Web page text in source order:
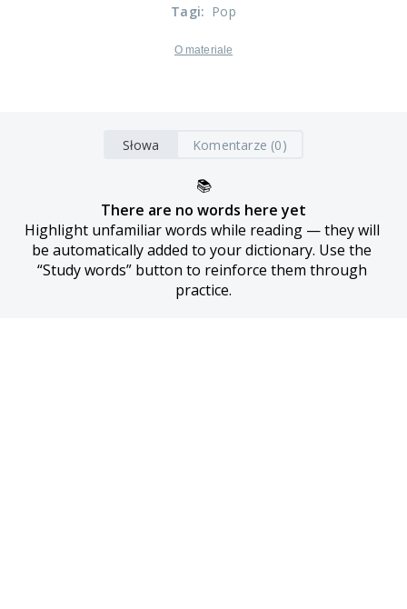
Tagi: Pop
O materiale
Słowa Komentarze (0)
📚
There are no words here yet
Highlight unfamiliar words while reading — they will
be automatically added to your dictionary. Use the
“Study words” button to reinforce them through
practice.